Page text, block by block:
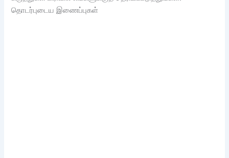
தொடர்புடைய இணைப்புகள்